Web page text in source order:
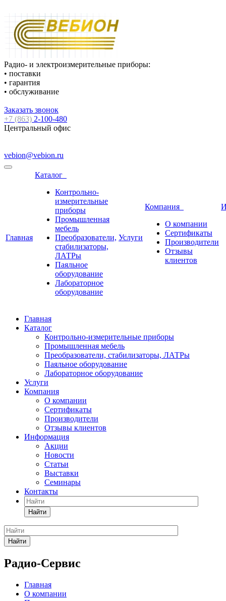
Радио- и электроизмерительные приборы:
• поставки
• гарантия
• обслуживание
Заказать звонок
+7 (863) 2-100-480
Центральный офис
vebion@vebion.ru
Главная
Каталог
Контрольно-
измерительные
приборы
Промышленная
мебель
Преобразователи,
стабилизаторы,
ЛАТРы
Паяльное
оборудование
Лабораторное
оборудование
Услуги
Компания
О компании
Сертификаты
Производители
Отзывы
клиентов
Главная
Каталог
Контрольно-измерительные приборы
Промышленная мебель
Преобразователи, стабилизаторы, ЛАТРы
Паяльное оборудование
Лабораторное оборудование
Услуги
Компания
О компании
Сертификаты
Производители
Отзывы клиентов
Информация
Акции
Новости
Статьи
Выставки
Семинары
Контакты
Найти
Найти
Радио-Сервис
Главная
О компании